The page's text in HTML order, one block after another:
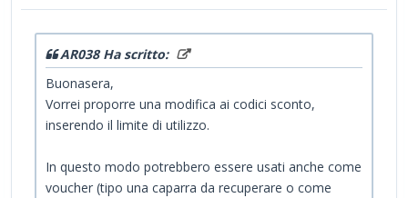
AR038 Ha scritto:
Buonasera,
Vorrei proporre una modifica ai codici sconto,
inserendo il limite di utilizzo.
In questo modo potrebbero essere usati anche come
voucher (tipo una caparra da recuperare o come